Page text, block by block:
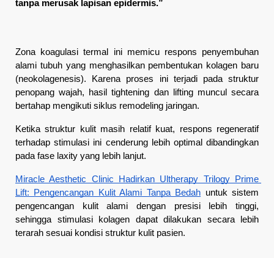
tanpa merusak lapisan epidermis.”
Zona koagulasi termal ini memicu respons penyembuhan
alami tubuh yang menghasilkan pembentukan kolagen baru
(neokolagenesis). Karena proses ini terjadi pada struktur
penopang wajah, hasil tightening dan lifting muncul secara
bertahap mengikuti siklus remodeling jaringan.
Ketika struktur kulit masih relatif kuat, respons regeneratif
terhadap stimulasi ini cenderung lebih optimal dibandingkan
pada fase laxity yang lebih lanjut.
Miracle Aesthetic Clinic Hadirkan Ultherapy Trilogy Prime
Lift: Pengencangan Kulit Alami Tanpa Bedah untuk sistem
pengencangan kulit alami dengan presisi lebih tinggi,
sehingga stimulasi kolagen dapat dilakukan secara lebih
terarah sesuai kondisi struktur kulit pasien.